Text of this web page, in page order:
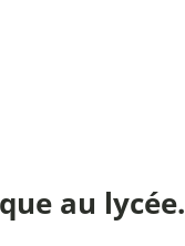
au lycée.